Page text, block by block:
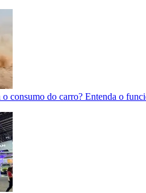
consumo do carro? Entenda o